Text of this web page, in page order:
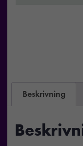
Beskrivning